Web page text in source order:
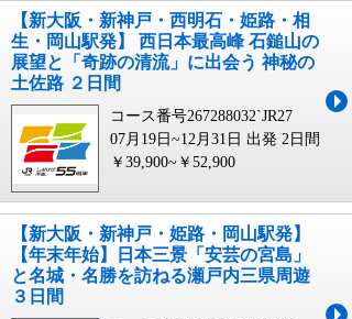
【新大阪・新神戸・西明石・姫路・相
生・岡山駅発】 西日本最高峰 石鎚山の
展望と「奇跡の清流」に出会う 神秘の
土佐路 ２日間
コース番号267288032`JR27
07月19日~12月31日 出発 2日間
￥39,900~￥52,900
【新大阪・新神戸・姫路・岡山駅発】
【年末年始】日本三景「安芸の宮島」
と名城・名勝を訪ねる瀬戸内三県周遊
３日間